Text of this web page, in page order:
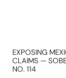
EXPOSING
CLAIMS —
NO. 114